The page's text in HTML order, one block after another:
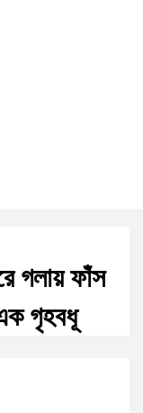
গলায় ফাঁস
গৃহবধূ